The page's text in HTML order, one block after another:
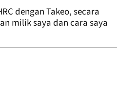
dengan Takeo, secara
milik saya dan cara saya